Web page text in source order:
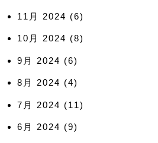
11月 2024 (6)
10月 2024 (8)
9月 2024 (6)
8月 2024 (4)
7月 2024 (11)
6月 2024 (9)